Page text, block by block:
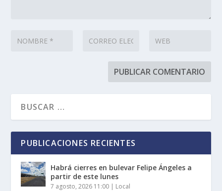
PUBLICACIONES RECIENTES
Habrá cierres en bulevar Felipe Ángeles a
partir de este lunes
7 agosto, 2026 11:00 | Local